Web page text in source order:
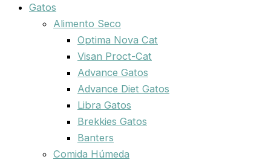
Gatos
Alimento Seco
Optima Nova Cat
Visan Proct-Cat
Advance Gatos
Advance Diet Gatos
Libra Gatos
Brekkies Gatos
Banters
Comida Húmeda